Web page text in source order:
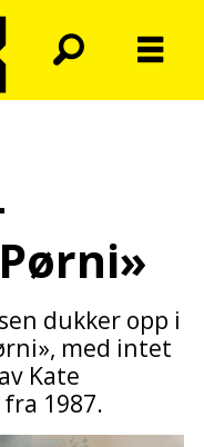
dukker opp i
med intet
Kate
1987.